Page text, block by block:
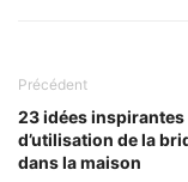
Précédent
23 idées inspirantes
d’utilisation de la
dans la maison